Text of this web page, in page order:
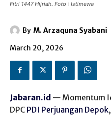
Fitri 1447 Hijriah. Foto : Istimewa
By M. Arzaquna Syabani
March 20, 2026
Jabaran.id — Momentum
DPC PDI Perjuangan Depok